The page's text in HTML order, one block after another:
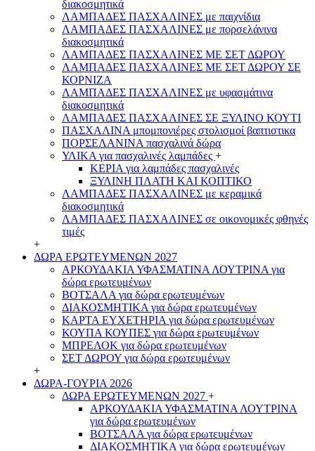
διακοσμητικά
ΛΑΜΠΑΔΕΣ ΠΑΣΧΑΛΙΝΕΣ με παιχνίδια
ΛΑΜΠΑΔΕΣ ΠΑΣΧΑΛΙΝΕΣ με πορσελάνινα
διακοσμητικά
ΛΑΜΠΑΔΕΣ ΠΑΣΧΑΛΙΝΕΣ ΜΕ ΣΕΤ ΔΩΡΟΥ
ΛΑΜΠΑΔΕΣ ΠΑΣΧΑΛΙΝΕΣ ΜΕ ΣΕΤ ΔΩΡΟΥ ΣΕ
ΚΟΡΝΙΖΑ
ΛΑΜΠΑΔΕΣ ΠΑΣΧΑΛΙΝΕΣ με υφασμάτινα
διακοσμητικά
ΛΑΜΠΑΔΕΣ ΠΑΣΧΑΛΙΝΕΣ ΣΕ ΞΥΛΙΝΟ ΚΟΥΤΙ
ΠΑΣΧΑΛΙΝΑ μπομπονιέρες στολισμοί βαπτιστικα
ΠΟΡΣΕΛΑΝΙΝΑ πασχαλινά δώρα
ΥΛΙΚΑ για πασχαλινές λαμπάδες +
ΚΕΡΙΑ για λαμπάδες πασχαλινές
ΞΥΛΙΝΗ ΠΛΑΤΗ ΚΑΙ ΚΟΠΤΙΚΟ
ΛΑΜΠΑΔΕΣ ΠΑΣΧΑΛΙΝΕΣ με κεραμικά
διακοσμητικά
ΛΑΜΠΑΔΕΣ ΠΑΣΧΑΛΙΝΕΣ σε οικονομικές φθηνές
τιμές
+
ΔΩΡΑ ΕΡΩΤΕΥΜΕΝΩΝ 2027
ΑΡΚΟΥΔΑΚΙΑ ΥΦΑΣΜΑΤΙΝΑ ΛΟΥΤΡΙΝΑ για
δώρα ερωτευμένων
ΒΟΤΣΑΛΑ για δώρα ερωτευμένων
ΔΙΑΚΟΣΜΗΤΙΚΑ για δώρα ερωτευμένων
ΚΑΡΤΑ ΕΥΧΕΤΗΡΙΑ για δώρα ερωτευμένων
ΚΟΥΠΑ ΚΟΥΠΕΣ για δώρα ερωτευμένων
ΜΠΡΕΛΟΚ για δώρα ερωτευμένων
ΣΕΤ ΔΩΡΟΥ για δώρα ερωτευμένων
+
ΔΩΡΑ-ΓΟΥΡΙΑ 2026
ΔΩΡΑ ΕΡΩΤΕΥΜΕΝΩΝ 2027 +
ΑΡΚΟΥΔΑΚΙΑ ΥΦΑΣΜΑΤΙΝΑ ΛΟΥΤΡΙΝΑ
για δώρα ερωτευμένων
ΒΟΤΣΑΛΑ για δώρα ερωτευμένων
ΔΙΑΚΟΣΜΗΤΙΚΑ για δώρα ερωτευμένων